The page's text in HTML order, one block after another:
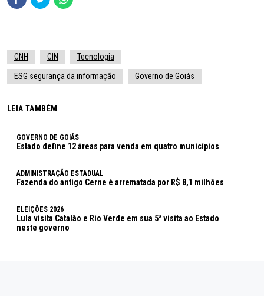
CNH CIN Tecnologia
ESG segurança da informação Governo de Goiás
LEIA TAMBÉM
GOVERNO DE GOIÁS
Estado define 12 áreas para venda em quatro municípios
ADMINISTRAÇÃO ESTADUAL
Fazenda do antigo Cerne é arrematada por R$ 8,1 milhões
ELEIÇÕES 2026
Lula visita Catalão e Rio Verde em sua 5ª visita ao Estado
neste governo